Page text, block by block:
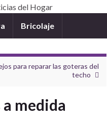
Bricolaje
para reparar las goteras del
techo
medida